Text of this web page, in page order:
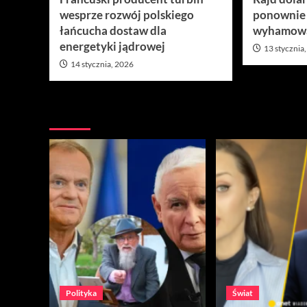
wesprze rozwój polskiego
łańcucha dostaw dla
energetyki jądrowej
14 stycznia, 2026
13
Polityka Świat